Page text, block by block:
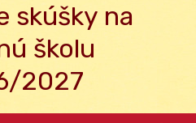
skúšky na
školu
2027